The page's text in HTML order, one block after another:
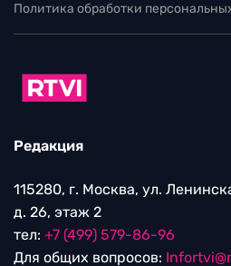
Политика обработки
Редакция
115280, г. Москва, ул.
д. 26, этаж 2
тел: +7 (499) 579-86-96
Для общих вопросов: